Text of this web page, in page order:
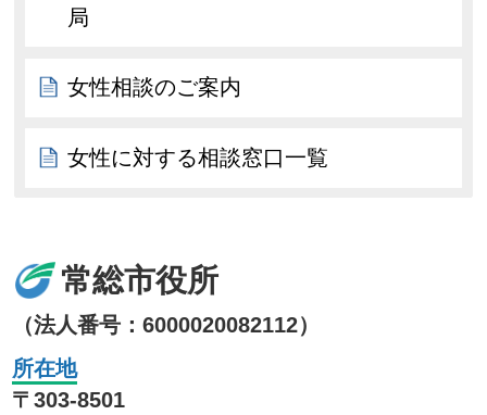
局
女性相談のご案内
女性に対する相談窓口一覧
常総市役所
（法人番号：6000020082112）
所在地
〒303-8501